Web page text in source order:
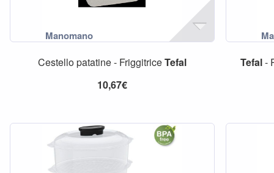
Cestello patatine - FriggitriceTefal
10,67€
Tefal-